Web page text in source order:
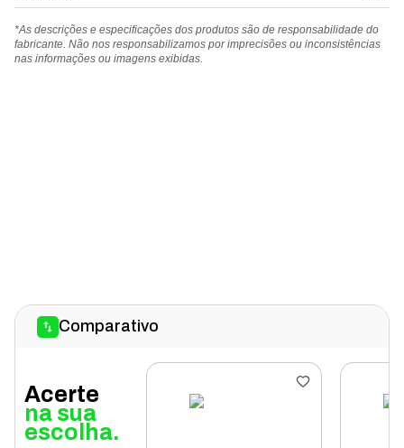
*As descrições e especificações dos produtos são de responsabilidade do
fabricante. Não nos responsabilizamos por imprecisões ou inconsistências
nas informações ou imagens exibidas.
Comparativo
Acerte
na sua
escolha.